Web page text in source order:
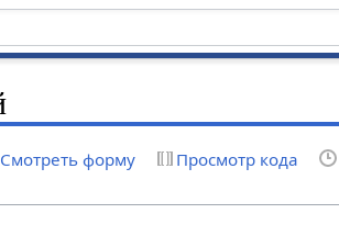
Смотреть форму Просмотр кода